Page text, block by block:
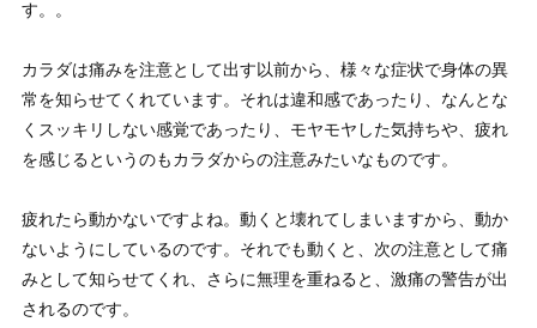
す。。
カラダは痛みを注意として出す以前から、様々な症状で身体の異
常を知らせてくれています。それは違和感であったり、なんとな
くスッキリしない感覚であったり、モヤモヤした気持ちや、疲れ
を感じるというのもカラダからの注意みたいなものです。
疲れたら動かないですよね。動くと壊れてしまいますから、動か
ないようにしているのです。それでも動くと、次の注意として痛
みとして知らせてくれ、さらに無理を重ねると、激痛の警告が出
されるのです。